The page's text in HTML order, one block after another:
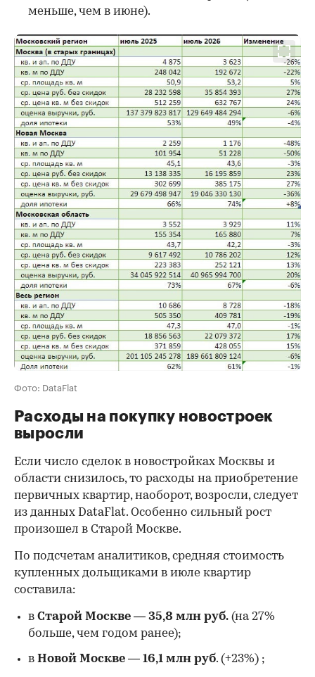
меньше, чем в июне).
Фото: DataFlat
Расходы на покупку новостроек
выросли
Если число сделок в новостройках Москвы и
области снизилось, то расходы на приобретение
первичных квартир, наоборот, возросли, следует
из данных DataFlat. Особенно сильный рост
произошел в Старой Москве.
По подсчетам аналитиков, средняя стоимость
купленных дольщиками в июле квартир
составила:
в Старой Москве — 35,8 млн руб. (на 27%
больше, чем годом ранее);
в Новой Москве — 16,1 млн руб. (+23%) ;